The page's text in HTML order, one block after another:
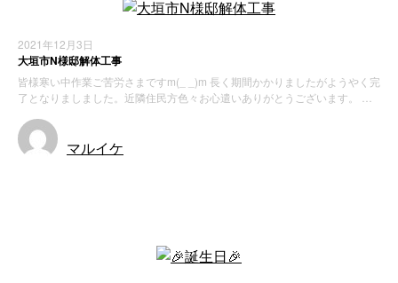
2021年12月3日
大垣市N様邸解体工事
皆様寒い中作業ご苦労さまですm(_ _)m 長く期間かかりましたがようやく完
了となりましました。近隣住民方色々お心遣いありがとうございます。 …
マルイケ